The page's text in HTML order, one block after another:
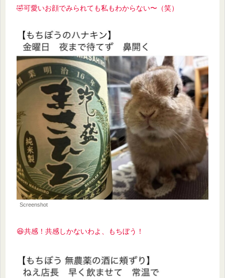
🤣可愛いお顔でみられても私もわからない〜（笑）
Screenshot
😆共感！ 共感しかないわよ、もちぼう！